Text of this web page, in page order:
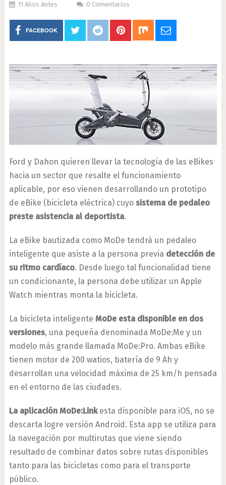
11 Años Antes 0 Comentarios
FACEBOOK
Ford y Dahon quieren llevar la tecnología de las eBikes
hacia un sector que resalte el funcionamiento
aplicable, por eso vienen desarrollando un prototipo
de eBike (bicicleta eléctrica) cuyo sistema de pedaleo
preste asistencia al deportista.
La eBike bautizada como MoDe tendrá un pedaleo
inteligente que asiste a la persona previa detección de
su ritmo cardíaco. Desde luego tal funcionalidad tiene
un condicionante, la persona debe utilizar un Apple
Watch mientras monta la bicicleta.
La bicicleta inteligente MoDe esta disponible en dos
versiones, una pequeña denominada MoDe:Me y un
modelo más grande llamada MoDe:Pro. Ambas eBike
tienen motor de 200 watios, batería de 9 Ah y
desarrollan una velocidad máxima de 25 km/h pensada
en el entorno de las ciudades.
La aplicación MoDe:Linkesta disponible para iOS, no se
descarta logre versión Android. Esta app se utiliza para
la navegación por multirutas que viene siendo
resultado de combinar datos sobre rutas disponibles
tanto para las bicicletas como para el transporte
público.